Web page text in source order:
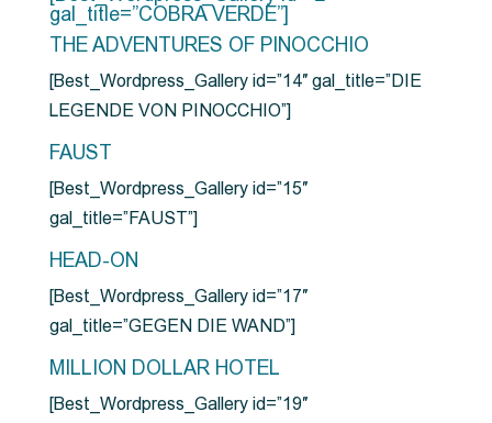
gal_title=”COBRA VERDE”]
THE ADVENTURES OF PINOCCHIO
[Best_Wordpress_Gallery id=”14″ gal_title=”DIE
LEGENDE VON PINOCCHIO”]
FAUST
[Best_Wordpress_Gallery id=”15″
gal_title=”FAUST”]
HEAD-ON
[Best_Wordpress_Gallery id=”17″
gal_title=”GEGEN DIE WAND”]
MILLION DOLLAR HOTEL
[Best_Wordpress_Gallery id=”19″